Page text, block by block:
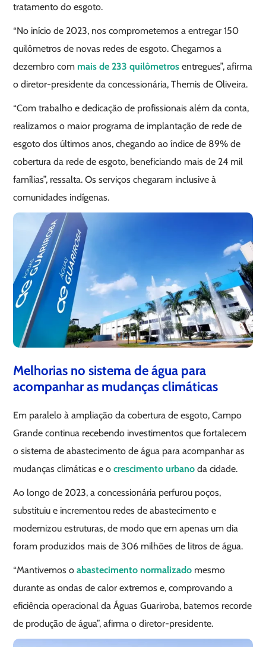
tratamento do esgoto.
“No início de 2023, nos comprometemos a entregar 150
quilômetros de novas redes de esgoto. Chegamos a
dezembro com mais de 233 quilômetros entregues”, afirma
o diretor-presidente da concessionária, Themis de Oliveira.
“Com trabalho e dedicação de profissionais além da conta,
realizamos o maior programa de implantação de rede de
esgoto dos últimos anos, chegando ao índice de 89% de
cobertura da rede de esgoto, beneficiando mais de 24 mil
famílias”, ressalta. Os serviços chegaram inclusive à
comunidades indígenas.
Melhorias no sistema de água para
acompanhar as mudanças climáticas
Em paralelo à ampliação da cobertura de esgoto, Campo
Grande continua recebendo investimentos que fortalecem
o sistema de abastecimento de água para acompanhar as
mudanças climáticas e ocrescimento urbano da cidade.
Ao longo de 2023, a concessionária perfurou poços,
substituiu e incrementou redes de abastecimento e
modernizou estruturas, de modo que em apenas um dia
foram produzidos mais de 306 milhões de litros de água.
“Mantivemos oabastecimento normalizado mesmo
durante as ondas de calor extremos e, comprovando a
eficiência operacional da Águas Guariroba, batemos recorde
de produção de água”, afirma o diretor-presidente.